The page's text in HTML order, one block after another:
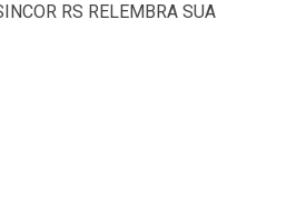
RS RELEMBRA SUA